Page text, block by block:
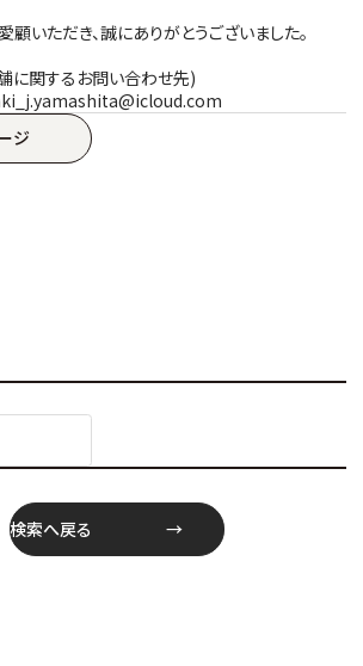
顧いただき、誠にありがとうございました。
に関するお問い合わせ先)
ジ
検索へ戻る